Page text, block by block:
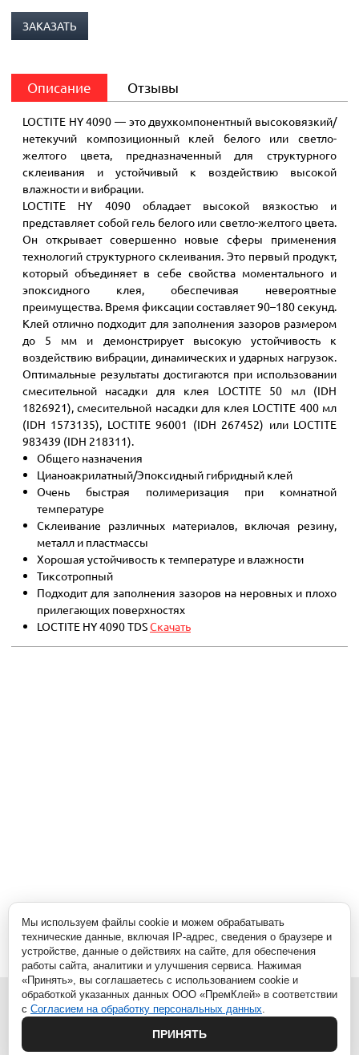
ЗАКАЗАТЬ
Описание Отзывы
LOCTITE HY 4090 — это двухкомпонентный высоковязкий/
нетекучий композиционный клей белого или светло-
желтого цвета, предназначенный для структурного
склеивания и устойчивый к воздействию высокой
влажности и вибрации.
LOCTITE HY 4090 обладает высокой вязкостью и
представляет собой гель белого или светло-желтого цвета.
Он открывает совершенно новые сферы применения
технологий структурного склеивания. Это первый продукт,
который объединяет в себе свойства моментального и
эпоксидного клея, обеспечивая невероятные
преимущества. Время фиксации составляет 90–180 секунд.
Клей отлично подходит для заполнения зазоров размером
до 5 мм и демонстрирует высокую устойчивость к
воздействию вибрации, динамических и ударных нагрузок.
Оптимальные результаты достигаются при использовании
смесительной насадки для клея LOCTITE 50 мл (IDH
1826921), смесительной насадки для клея LOCTITE 400 мл
(IDH 1573135), LOCTITE 96001 (IDH 267452) или LOCTITE
983439 (IDH 218311).
Общего назначения
Цианоакрилатный/Эпоксидный гибридный клей
Очень быстрая полимеризация при комнатной
температуре
Склеивание различных материалов, включая резину,
металл и пластмассы
Хорошая устойчивость к температуре и влажности
Тиксотропный
Подходит для заполнения зазоров на неровных и плохо
прилегающих поверхностях
LOCTITE HY 4090 TDSСкачать
Мы используем файлы cookie и можем обрабатывать
технические данные, включая IP-адрес, сведения о браузере и
устройстве, данные о действиях на сайте, для обеспечения
работы сайта, аналитики и улучшения сервиса. Нажимая
«Принять», вы соглашаетесь с использованием cookie и
обработкой указанных данных ООО «ПремКлей» в соответствии
с Согласием на обработку персональных данных.
ПРИНЯТЬ